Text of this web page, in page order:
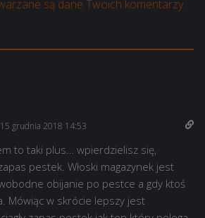
są dane Twoich komentarzy.
grudnia 2018 14:53
to taki plus… wpierdzielisz się,
pestek. Włoski magazynek jest
obijanie po pestce a gdy ktoś
Mówiąc w skrócie lepszy jest